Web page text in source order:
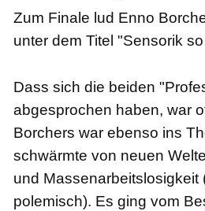
Zum Finale lud Enno
unter dem Titel "Sensorik
Dass sich die beiden
abgesprochen haben, war
Borchers war ebenso ins
schwärmte von neuen
und Massenarbeitslosigkeit
polemisch). Es ging vom